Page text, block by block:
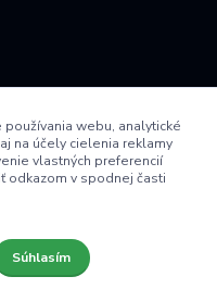
webu, analytické
na účely cielenia reklamy
vlastných preferencií
odkazom v spodnej časti
Súhlasím